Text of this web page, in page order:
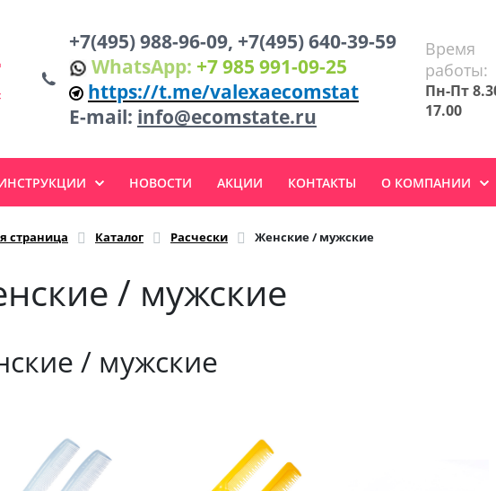
+7(495) 988-96-09, +7(495) 640-39-59
WhatsApp: +7 985 991-09-25
https://t.me/valexaecomstat
E-mail: info@ecomstate.ru
Время
работы:
Пн-Пт
17.00
НОВОСТИ АКЦИИ КОНТАКТЫ О КОМПАНИИ
страница Каталог Расчески Женские / мужские
/ мужские
/ мужские